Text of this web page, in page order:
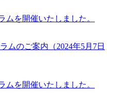
ムを開催いたしました。
ムのご案内（2024年5月7日
ムを開催いたしました。